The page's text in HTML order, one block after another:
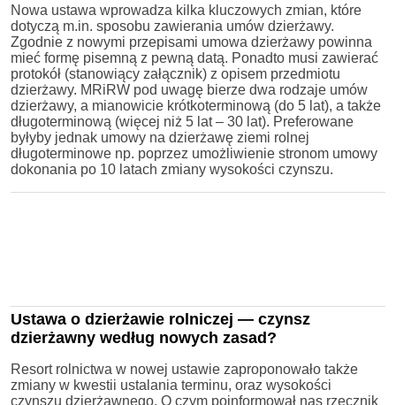
Nowa ustawa wprowadza kilka kluczowych zmian, które
dotyczą m.in. sposobu zawierania umów dzierżawy.
Zgodnie z nowymi przepisami umowa dzierżawy powinna
mieć formę pisemną z pewną datą. Ponadto musi zawierać
protokół (stanowiący załącznik) z opisem przedmiotu
dzierżawy. MRiRW pod uwagę bierze dwa rodzaje umów
dzierżawy, a mianowicie krótkoterminową (do 5 lat), a także
długoterminową (więcej niż 5 lat – 30 lat). Preferowane
byłyby jednak umowy na dzierżawę ziemi rolnej
długoterminowe np. poprzez umożliwienie stronom umowy
dokonania po 10 latach zmiany wysokości czynszu.
Ustawa o dzierżawie rolniczej — czynsz
dzierżawny według nowych zasad?
Resort rolnictwa w nowej ustawie zaproponowało także
zmiany w kwestii ustalania terminu, oraz wysokości
czynszu dzierżawnego. O czym poinformował nas rzecznik